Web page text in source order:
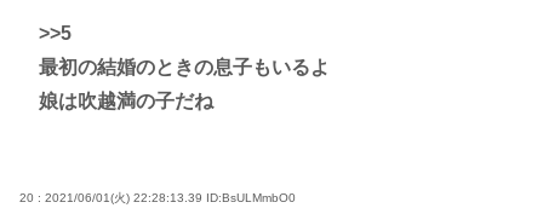
>>5
最初の結婚のときの息子もいるよ
娘は吹越満の子だね
20 : 2021/06/01(火) 22:28:13.39 ID:BsULMmbO0